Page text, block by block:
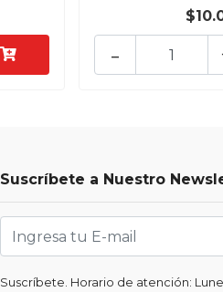
-
Suscríbete a Nuestro
Suscríbete. Horario de atención: